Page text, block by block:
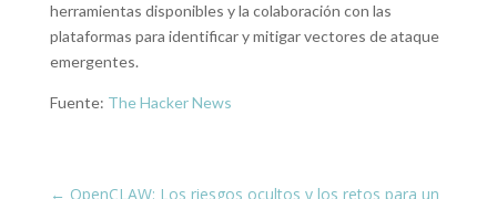
herramientas disponibles y la colaboración con las
plataformas para identificar y mitigar vectores de ataque
emergentes.
Fuente: The Hacker News
← OpenCLAW: Los riesgos ocultos y los retos para un